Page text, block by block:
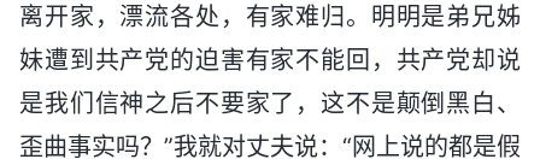
离开家，漂流各处，有家难归。明明是弟兄姊
妹遭到共产党的迫害有家不能回，共产党却说
是我们信神之后不要家了，这不是颠倒黑白、
歪曲事实吗？”我就对丈夫说：“网上说的都是假